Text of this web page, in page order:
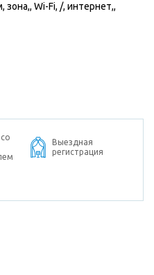
Wi-Fi, /, интернет,,
Выездная
регистрация